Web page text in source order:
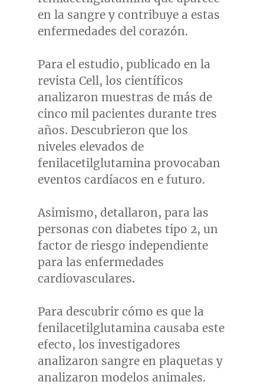
en la sangre y contribuye a estas
enfermedades del corazón.
Para el estudio, publicado en la
revista Cell, los científicos
analizaron muestras de más de
cinco mil pacientes durante tres
años. Descubrieron que los
niveles elevados de
fenilacetilglutamina provocaban
eventos cardíacos en e futuro.
Asimismo, detallaron, para las
personas con diabetes tipo 2, un
factor de riesgo independiente
para las enfermedades
cardiovasculares.
Para descubrir cómo es que la
fenilacetilglutamina causaba este
efecto, los investigadores
analizaron sangre en plaquetas y
analizaron modelos animales.